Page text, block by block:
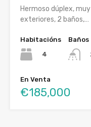
Hermoso dúplex,
exteriores, 2 baños,…
Habitacións
4
Baños
En Venta
€185,000